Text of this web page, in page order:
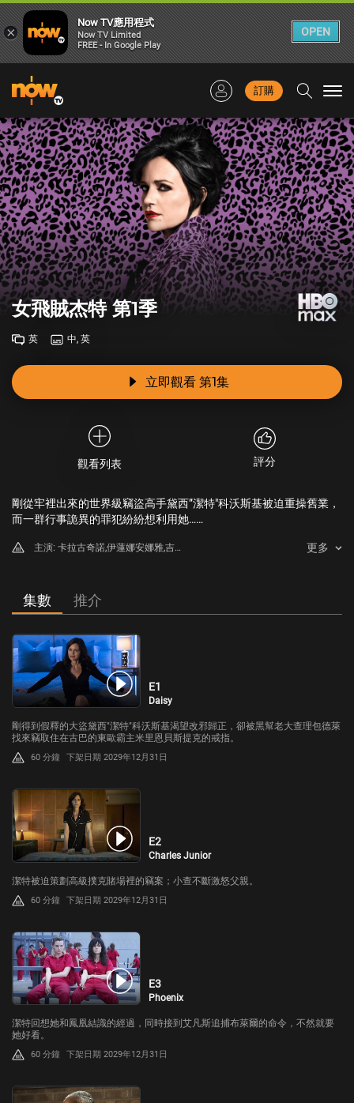
訂購
女飛賊杰特 第1季
英 中, 英
立即觀看 第1集
觀看列表 評分
剛從牢裡出來的世界級竊盜高手黛西”潔特"科沃斯基被迫重操舊業，
而一群行事詭異的罪犯紛紛想利用她……
主演: 卡拉古奇諾,伊蓮娜安娜雅,吉
更多
集數 推介
E1
Daisy
剛得到假釋的大盜黛西"潔特"科沃斯基渴望改邪歸正，卻被黑幫老大查理包德萊
找來竊取住在古巴的東歐霸主米里恩貝斯提克的戒指。
60 分鐘 下架日期 2029年12月31日
E2
Charles Junior
潔特被迫策劃高級撲克賭場裡的竊案；小查不斷激怒父親。
60 分鐘 下架日期 2029年12月31日
E3
Phoenix
潔特回想她和鳳凰結識的經過，同時接到艾凡斯追捕布萊爾的命令，不然就要
她好看。
60 分鐘 下架日期 2029年12月31日
×
Now TV應用程式
Now TV Limited
FREE - In Google Play
OPEN